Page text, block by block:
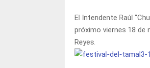
El Intendente Raúl
próximo viernes 18 de
Reyes.